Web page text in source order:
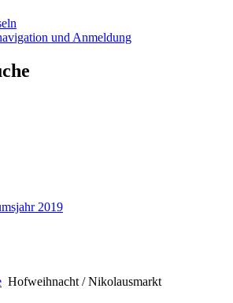
und Anmeldung
2019
Hofweihnacht / Nikolausmarkt